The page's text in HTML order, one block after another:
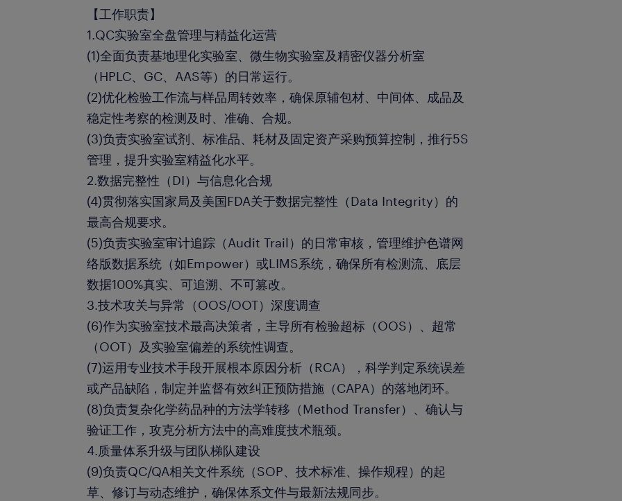
【工作职责】
1.QC实验室全盘管理与精益化运营
(1)全面负责基地理化实验室、微生物实验室及精密仪器分析室
（HPLC、GC、AAS等）的日常运行。
(2)优化检验工作流与样品周转效率，确保原辅包材、中间体、成品及
稳定性考察的检测及时、准确、合规。
(3)负责实验室试剂、标准品、耗材及固定资产采购预算控制，推行5S
管理，提升实验室精益化水平。
2.数据完整性（DI）与信息化合规
(4)贯彻落实国家局及美国FDA关于数据完整性（Data Integrity）的
最高合规要求。
(5)负责实验室审计追踪（Audit Trail）的日常审核，管理维护色谱网
络版数据系统（如Empower）或LIMS系统，确保所有检测流、底层
数据100%真实、可追溯、不可篡改。
3.技术攻关与异常（OOS/OOT）深度调查
(6)作为实验室技术最高决策者，主导所有检验超标（OOS）、超常
（OOT）及实验室偏差的系统性调查。
(7)运用专业技术手段开展根本原因分析（RCA），科学判定系统误差
或产品缺陷，制定并监督有效纠正预防措施（CAPA）的落地闭环。
(8)负责复杂化学药品种的方法学转移（Method Transfer）、确认与
验证工作，攻克分析方法中的高难度技术瓶颈。
4.质量体系升级与团队梯队建设
(9)负责QC/QA相关文件系统（SOP、技术标准、操作规程）的起
草、修订与动态维护，确保体系文件与最新法规同步。